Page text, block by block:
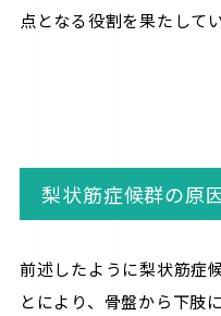
点となる役割を果たしてい
梨状筋症候群の原
前述したように梨状筋症
とにより、骨盤から下肢